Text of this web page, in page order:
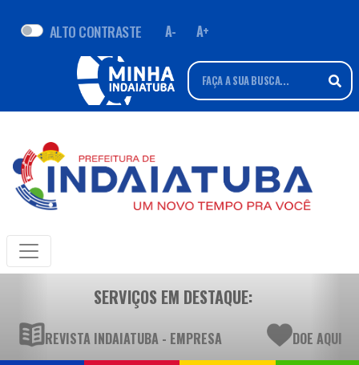
ALTO CONTRASTE A- A+
SERVIÇOS EM DESTAQUE:
REVISTA INDAIATUBA - EMPRESA DOE AQUI